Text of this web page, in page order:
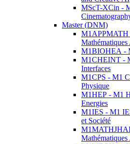
MScT-XCin -
Master (DNM)
M1APPMATH
Mathématiques
M1BIOHEA -
M1CHEINT -
Interfaces
M1CPS - M1
Physique
M1HEP - M1
Energies
M1IES - M1
et Société
Mathématiques